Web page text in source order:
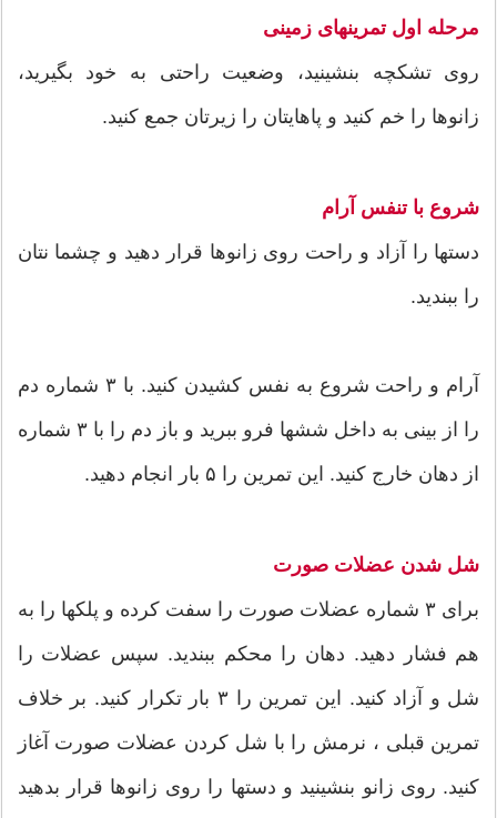
مرحله اول تمرینهای زمینی
روی تشکچه بنشینید، وضعیت راحتی به خود بگیرید،
زانوها را خم کنید و پاهایتان را زیرتان جمع کنید.
شروع با تنفس آرام
دستها را آزاد و راحت روی زانوها قرار دهید و چشما نتان
را ببندید.
آرام و راحت شروع به نفس کشیدن کنید. با ۳ شماره دم
را از بینی به داخل ششها فرو ببرید و باز دم را با ۳ شماره
از دهان خارج کنید. این تمرین را ۵ بار انجام دهید.
شل شدن عضلات صورت
برای ۳ شماره عضلات صورت را سفت کرده و پلکها را به
هم فشار دهید. دهان را محکم ببندید. سپس عضلات را
شل و آزاد کنید. این تمرین را ۳ بار تکرار کنید. بر خلاف
تمرین قبلی ، نرمش را با شل کردن عضلات صورت آغاز
کنید. روی زانو بنشینید و دستها را روی زانوها قرار بدهید